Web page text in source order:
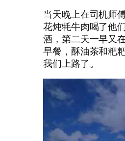
当天晚上在司机师
花炖牦牛肉喝了他
酒，第二天一早又
早餐，酥油茶和粑
我们上路了。